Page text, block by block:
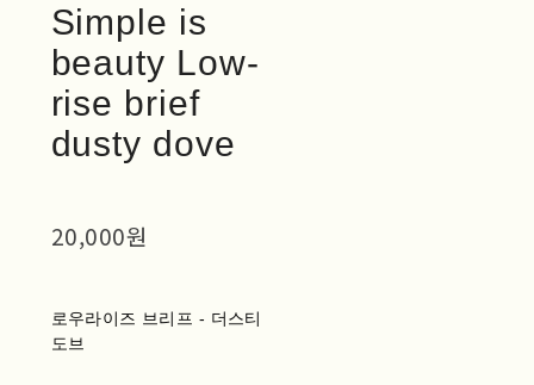
Simple is
beauty Low-
rise brief
dusty dove
20,000원
로우라이즈 브리프 - 더스티
도브